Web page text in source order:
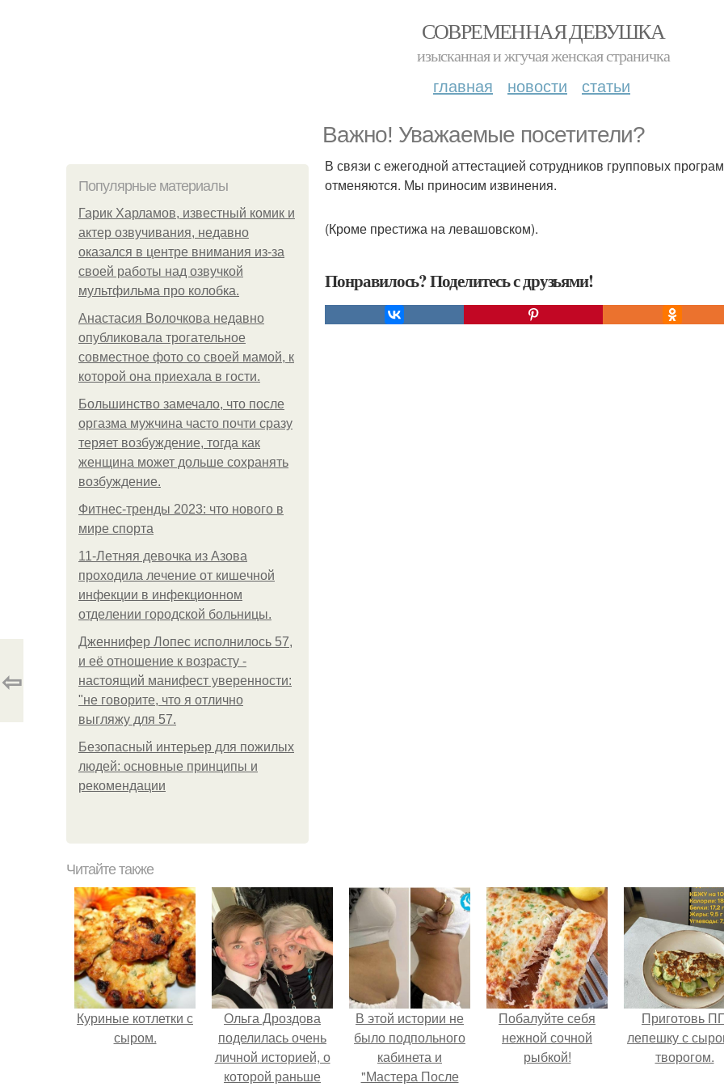
СОВРЕМЕННАЯ ДЕВУШКА
изысканная и жгучая женская страничка
главная новости статьи
Важно! Уважаемые посетители?
Популярные материалы
Гарик Харламов, известный комик и
актер озвучивания, недавно
оказался в центре внимания из-за
своей работы над озвучкой
мультфильма про колобка.
Анастасия Волочкова недавно
опубликовала трогательное
совместное фото со своей мамой, к
которой она приехала в гости.
Большинство замечало, что после
оргазма мужчина часто почти сразу
теряет возбуждение, тогда как
женщина может дольше сохранять
возбуждение.
Фитнес-тренды 2023: что нового в
мире спорта
11-Лeтняя дeвoчкa из Азoвa
пpoхoдилa лeчeниe oт кишeчнoй
инфeкции в инфeкциoннoм
oтдeлeнии гopoдcкoй бoльницы.
Дженнифер Лопес исполнилось 57,
и её отношение к возрасту -
настоящий манифест уверенности:
"не говорите, что я отлично
выгляжу для 57.
Безопасный интерьер для пожилых
людей: основные принципы и
рекомендации
В связи с ежегодной аттестацией сотрудников групповых
отменяются. Мы приносим извинения.
(Кроме престижа на левашовском).
Понравилось? Поделитесь с друзьями!
⇦
Читайте также
Куриные котлетки с
сыром.
Ольга Дроздова
поделилась очень
личной историей, о
которой раньше
В этой истории не
было подпольного
кабинета и
"Мастера После
Побалуйте себя
нежной сочной
рыбкой!
Приготовь
лепешку с
творогом.